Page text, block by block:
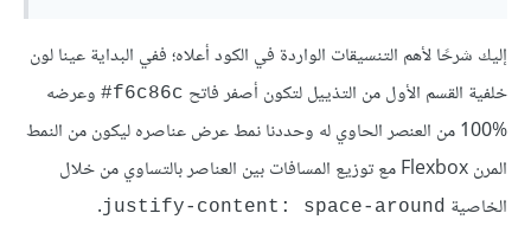
إليك شرحًا لأهم التنسيقات الواردة في الكود أعلاه؛ ففي البداية عينا لون
خلفية القسم الأول من التذييل لتكون أصفر فاتح ‎#f6c86c وعرضه
100‎%‎ من العنصر الحاوي له وحددنا نمط عرض عناصره ليكون من النمط
المرن Flexbox مع توزيع المسافات بين العناصر بالتساوي من خلال
الخاصية justify-content: space-around
.